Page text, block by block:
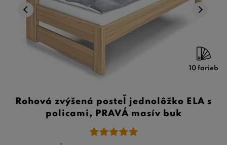
10 farieb
Rohová zvýšená posteľ jednolôžko ELA s
policami, PRAVÁ masív buk